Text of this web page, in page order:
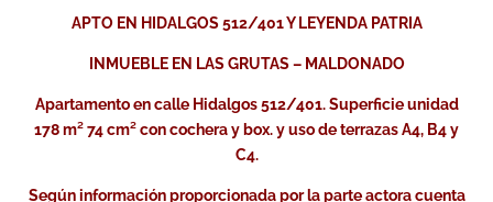
APTO EN HIDALGOS 512/401 Y LEYENDA PATRIA
INMUEBLE EN LAS GRUTAS – MALDONADO
Apartamento en calle Hidalgos 512/401. Superficie unidad
178 m² 74 cm² con cochera y box. y uso de terrazas A4, B4 y
C4.
Según información proporcionada por la parte actora cuenta